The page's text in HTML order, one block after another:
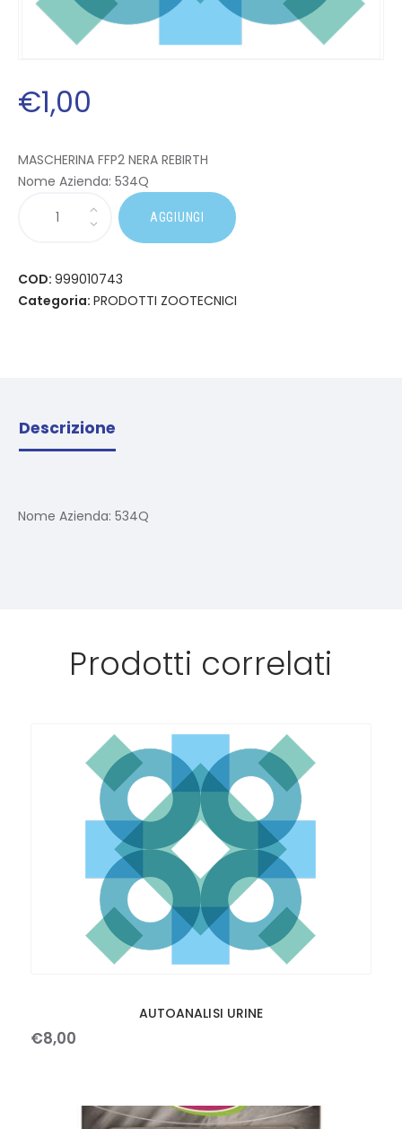
€1,00
MASCHERINA FFP2 NERA REBIRTH
Nome Azienda: 534Q
AGGIUNGI
COD: 999010743
Categoria: PRODOTTI ZOOTECNICI
Descrizione
Nome Azienda: 534Q
Prodotti correlati
AUTOANALISI URINE
€8,00